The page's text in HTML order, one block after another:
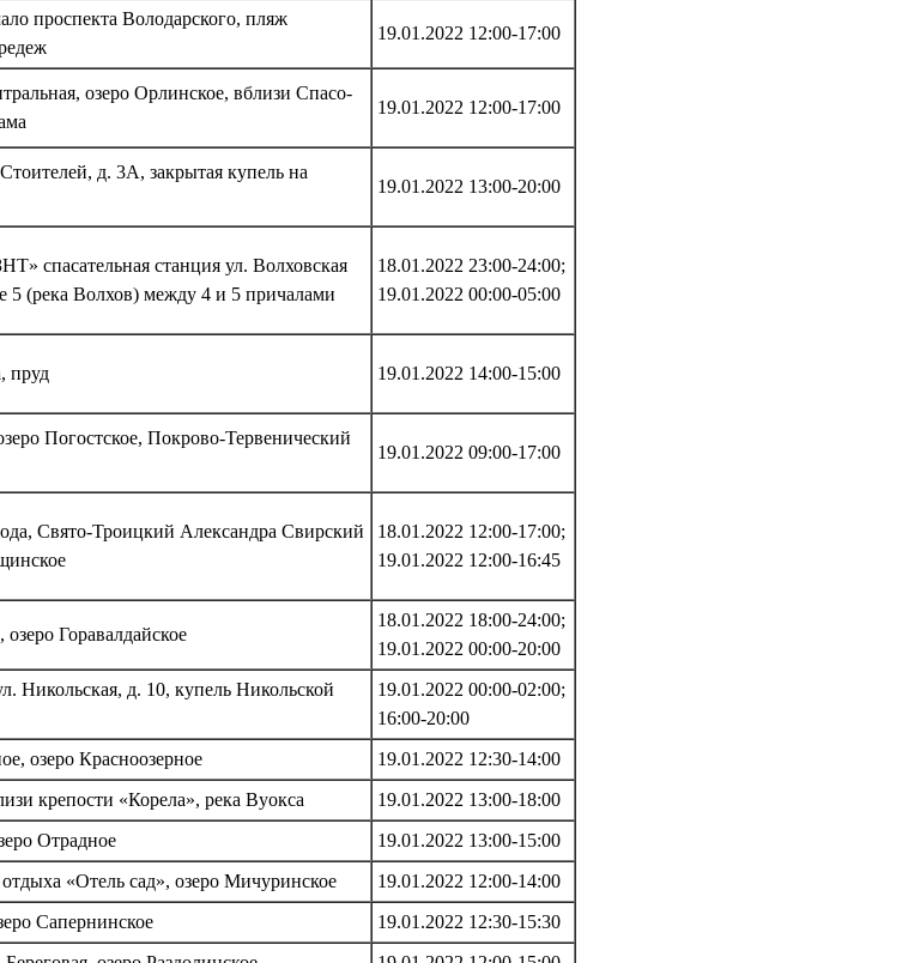
проспекта Володарского, пляж
19.01.2022 12:00-17:00
озеро Орлинское, вблизи Спасо-
19.01.2022 12:00-17:00
д. 3А, закрытая купель на
19.01.2022 13:00-20:00
спасательная станция ул. Волховская
5 (река Волхов) между 4 и 5 причалами
18.01.2022 23:00-24:00;
19.01.2022 00:00-05:00
пруд 19.01.2022 14:00-15:00
Погостское, Покрово-Тервенический
19.01.2022 09:00-17:00
Свято-Троицкий Александра Свирский
18.01.2022 12:00-17:00;
19.01.2022 12:00-16:45
Горавалдайское
18.01.2022 18:00-24:00;
19.01.2022 00:00-20:00
Никольская, д. 10, купель Никольской
19.01.2022 00:00-02:00;
16:00-20:00
озеро Красноозерное
19.01.2022 12:30-14:00
крепости «Корела», река Вуокса
19.01.2022 13:00-18:00
Отрадное
19.01.2022 13:00-15:00
«Отель сад», озеро Мичуринское
19.01.2022 12:00-14:00
Сапернинское
19.01.2022 12:30-15:30